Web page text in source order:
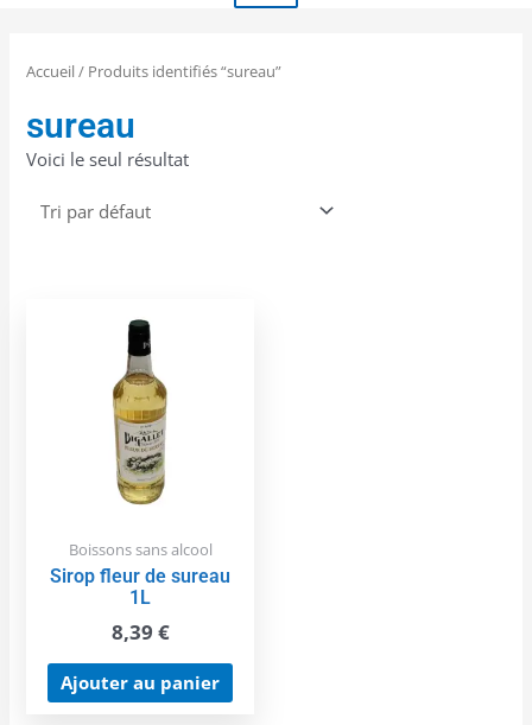
Accueil/ Produits identifiés “sureau”
sureau
Voici le seul résultat
Boissons sans alcool
Sirop fleur de sureau
1L
8,39 €
Ajouter au panier